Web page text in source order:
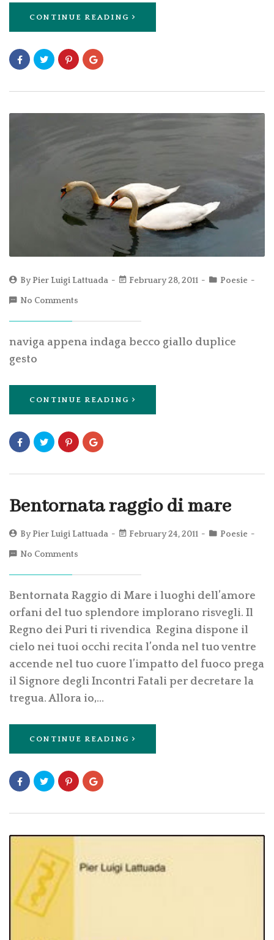
CONTINUE READING
ByPier Luigi Lattuada February 28, 2011 Poesie
No Comments
naviga appena indaga becco giallo duplice
gesto
CONTINUE READING
Bentornata raggio di mare
ByPier Luigi Lattuada February 24, 2011 Poesie
No Comments
Bentornata Raggio di Mare i luoghi dell’amore
orfani del tuo splendore implorano risvegli. Il
Regno dei Puri ti rivendica Regina dispone il
cielo nei tuoi occhi recita l’onda nel tuo ventre
accende nel tuo cuore l’impatto del fuoco prega
il Signore degli Incontri Fatali per decretare la
tregua. Allora io,…
CONTINUE READING